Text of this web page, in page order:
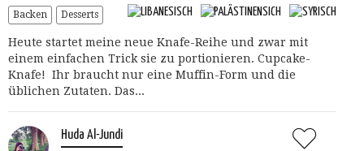
Backen Desserts
Heute startet meine neue Knafe-Reihe und zwar mit
einem einfachen Trick sie zu portionieren. Cupcake-
Knafe! Ihr braucht nur eine Muffin-Form und die
üblichen Zutaten. Das...
Huda Al-Jundi